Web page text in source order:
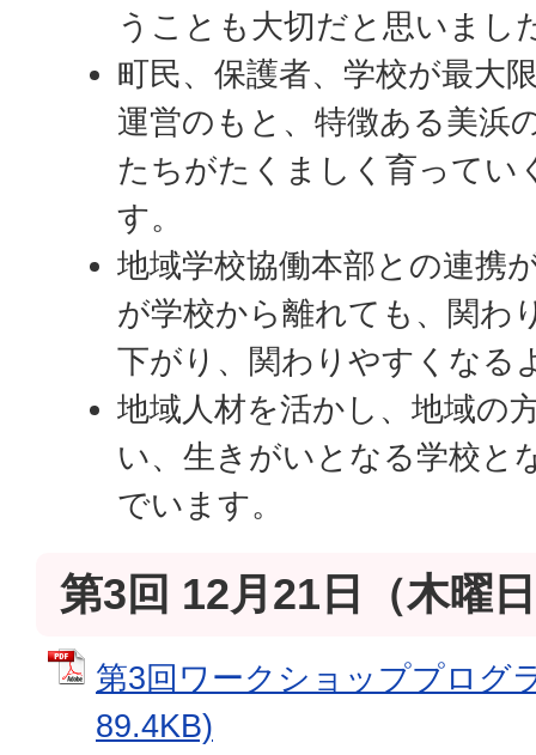
うことも大切だと思いまし
町民、保護者、学校が最大
運営のもと、特徴ある美浜
たちがたくましく育ってい
す。
地域学校協働本部との連携
が学校から離れても、関わ
下がり、関わりやすくなる
地域人材を活かし、地域の
い、生きがいとなる学校と
でいます。
第3回 12月21日（木曜
第3回ワークショッププログ
89.4KB)